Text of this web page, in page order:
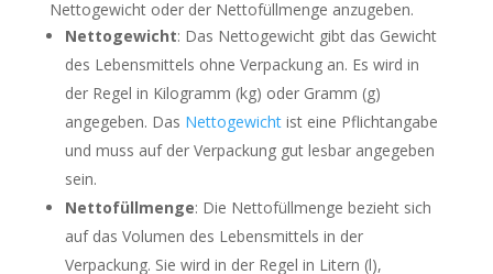
Nettogewicht oder der Nettofüllmenge anzugeben.
Nettogewicht: Das Nettogewicht gibt das Gewicht
des Lebensmittels ohne Verpackung an. Es wird in
der Regel in Kilogramm (kg) oder Gramm (g)
angegeben. Das Nettogewichtist eine Pflichtangabe
und muss auf der Verpackung gut lesbar angegeben
sein.
Nettofüllmenge: Die Nettofüllmenge bezieht sich
auf das Volumen des Lebensmittels in der
Verpackung. Sie wird in der Regel in Litern (l),